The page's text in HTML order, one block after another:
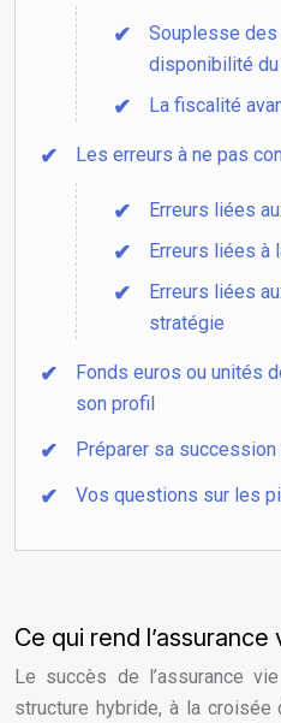
Souplesse
disponibilité
La fiscalité
Les erreurs à ne pas
Erreurs liées
Erreurs liées à
Erreurs liées
stratégie
Fonds euros ou unités
son profil
Préparer sa succession
Vos questions sur les
Ce qui rend
Le succès de l’assurance
structure hybride, à la